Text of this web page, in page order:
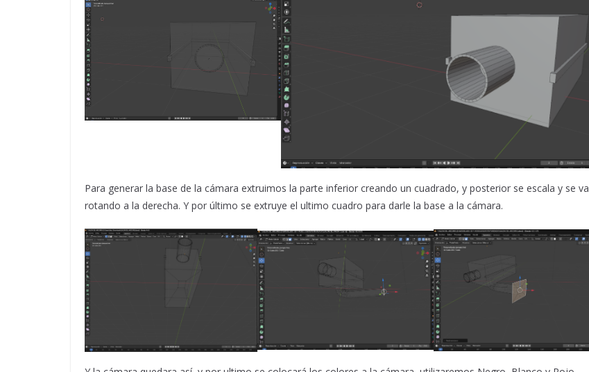
Para generar la base de la cámara extruimos la parte inferior creando un cuadrado, y posterior se escala y se va
rotando a la derecha. Y por último se extruye el ultimo cuadro para darle la base a la cámara.